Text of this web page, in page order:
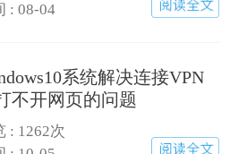
: 08-04
系统解决连接VPN
不开网页的问题
: 1262次